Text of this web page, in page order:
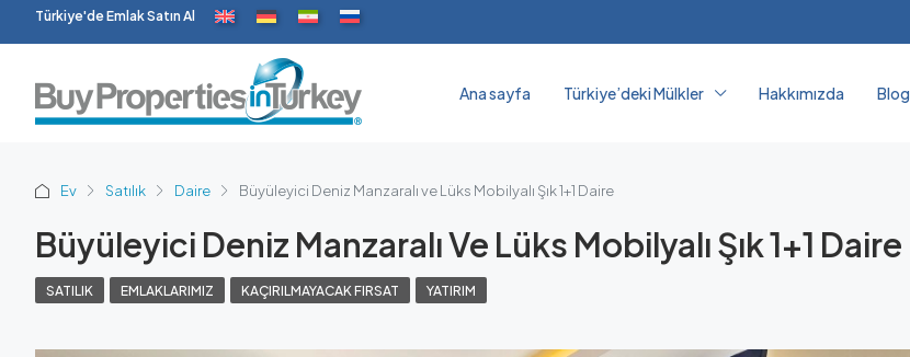
Türkiye'de Emlak Satın Al
Ana sayfa Türkiye’deki Mülkler Hakkımızda Blog
Ev Satılık Daire Büyüleyici Deniz Manzaralı ve Lüks Mobilyalı Şık 1+1 Daire
Büyüleyici Deniz Manzaralı Ve Lüks Mobilyalı Şık 1+1 Daire
SATILIK EMLAKLARIMIZ KAÇIRILMAYACAK FIRSAT YATIRIM